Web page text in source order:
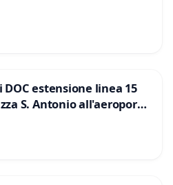
estensione linea 15
S. Antonio all'aeroporto